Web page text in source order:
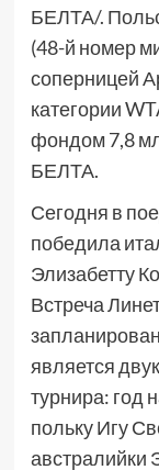
БЕЛТА/.
(48-й номер
соперницей
категории
фондом 7,8
БЕЛТА.
Сегодня в
победила
Элизабетту
Встреча
является
турнира: год
польку Игу
австралийки